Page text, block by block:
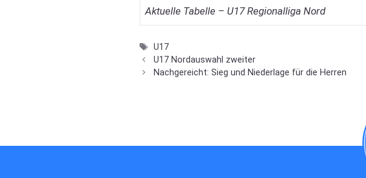
Aktuelle Tabelle – U17 Regionalliga Nord
Schlagwörter
U17
U17 Nordauswahl zweiter
Nachgereicht: Sieg und Niederlage für die Herren